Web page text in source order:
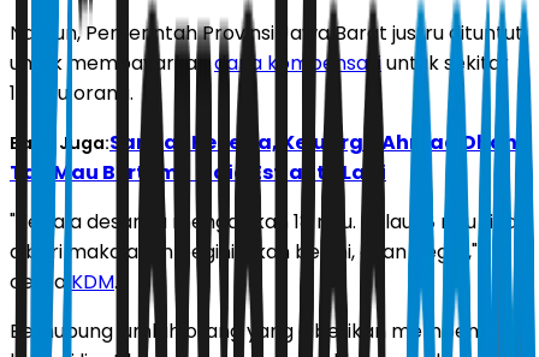
Namun, Pemerintah Provinsi Jawa Barat justru dituntut
untuk membayarkandana kompensasiuntuk sekitar
18 ribu orang.
Baca Juga:Sangat Kecewa, Keluarga Ahmad Dhani
Tak Mau Bertemu Maia Estianty Lagi
"Kepala desanya mengajukan 18 ribu. Kalau 18 ribu tidak
diberi maka akan begini, akan begini, akan begini,"
cerita KDM.
Berhubung jumlah orang yang diberikan membengkak